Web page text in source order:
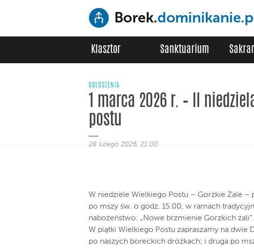
Klasztor Sanktuarium
OGŁOSZENIA
1 marca 2026 r. – II
postu
28 lutego 2026, 21:00
W niedziele Wielkiego Postu – Gorzkie Żale –
po mszy św. o godz. 15.00, w ramach
nabożeństwo: „Nowe brzmienie Gorzkich
W piątki Wielkiego Postu zapraszamy na dwie
po naszych boreckich dróżkach; i druga po